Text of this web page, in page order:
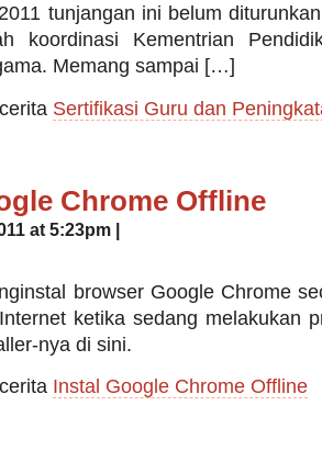
tunjangan ini belum
koordinasi Kementrian
Memang sampai […]
Sertifikasi Guru dan
Chrome Offline
at 5:23pm |
browser Google Chrome
ketika sedang melakukan
nya di sini.
Instal Google Chrome Offline